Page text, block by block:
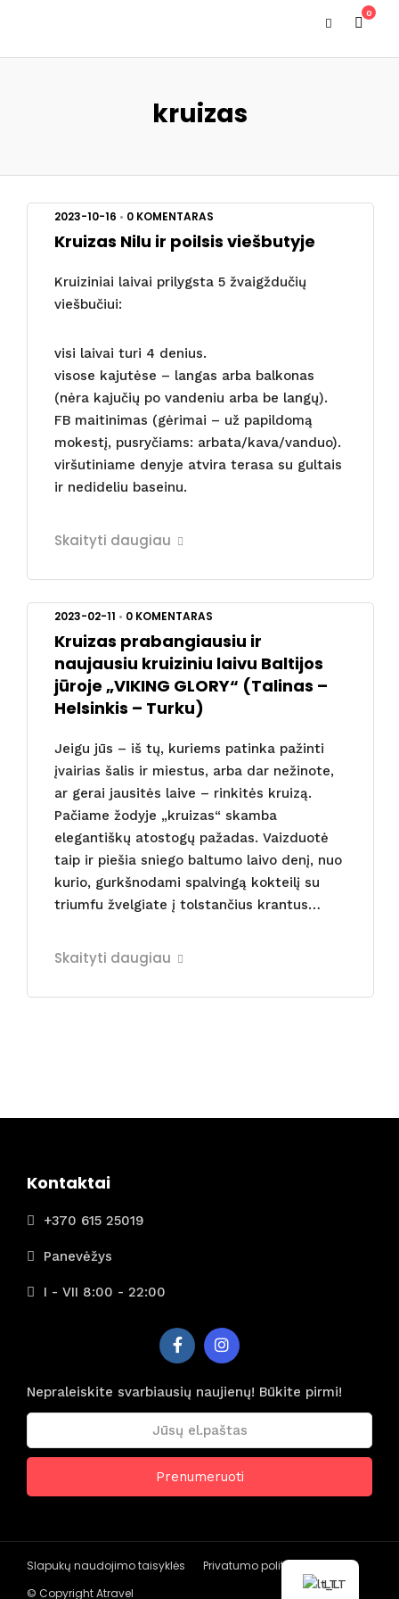
0
kruizas
2023-10-16 • 0 KOMENTARAS
Kruizas Nilu ir poilsis viešbutyje
Kruiziniai laivai prilygsta 5 žvaigždučių
viešbučiui:
visi laivai turi 4 denius.
visose kajutėse – langas arba balkonas
(nėra kajučių po vandeniu arba be langų).
FB maitinimas (gėrimai – už papildomą
mokestį, pusryčiams: arbata/kava/vanduo).
viršutiniame denyje atvira terasa su gultais
ir nedideliu baseinu.
Skaityti daugiau
2023-02-11 • 0 KOMENTARAS
Kruizas prabangiausiu ir
naujausiu kruiziniu laivu Baltijos
jūroje „VIKING GLORY“ (Talinas –
Helsinkis – Turku)
Jeigu jūs – iš tų, kuriems patinka pažinti
įvairias šalis ir miestus, arba dar nežinote,
ar gerai jausitės laive – rinkitės kruizą.
Pačiame žodyje „kruizas“ skamba
elegantiškų atostogų pažadas. Vaizduotė
taip ir piešia sniego baltumo laivo denį, nuo
kurio, gurkšnodami spalvingą kokteilį su
triumfu žvelgiate į tolstančius krantus…
Skaityti daugiau
Kontaktai
+370 615 25019
Panevėžys
I - VII 8:00 - 22:00
Nepraleiskite svarbiausių naujienų! Būkite pirmi!
Slapukų naudojimo taisyklės
Privatumo politika
© Copyright Atravel
LT